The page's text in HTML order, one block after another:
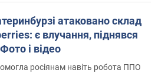
атаковано склад
є влучання, піднявся
і відео
росіянам навіть робота ППО